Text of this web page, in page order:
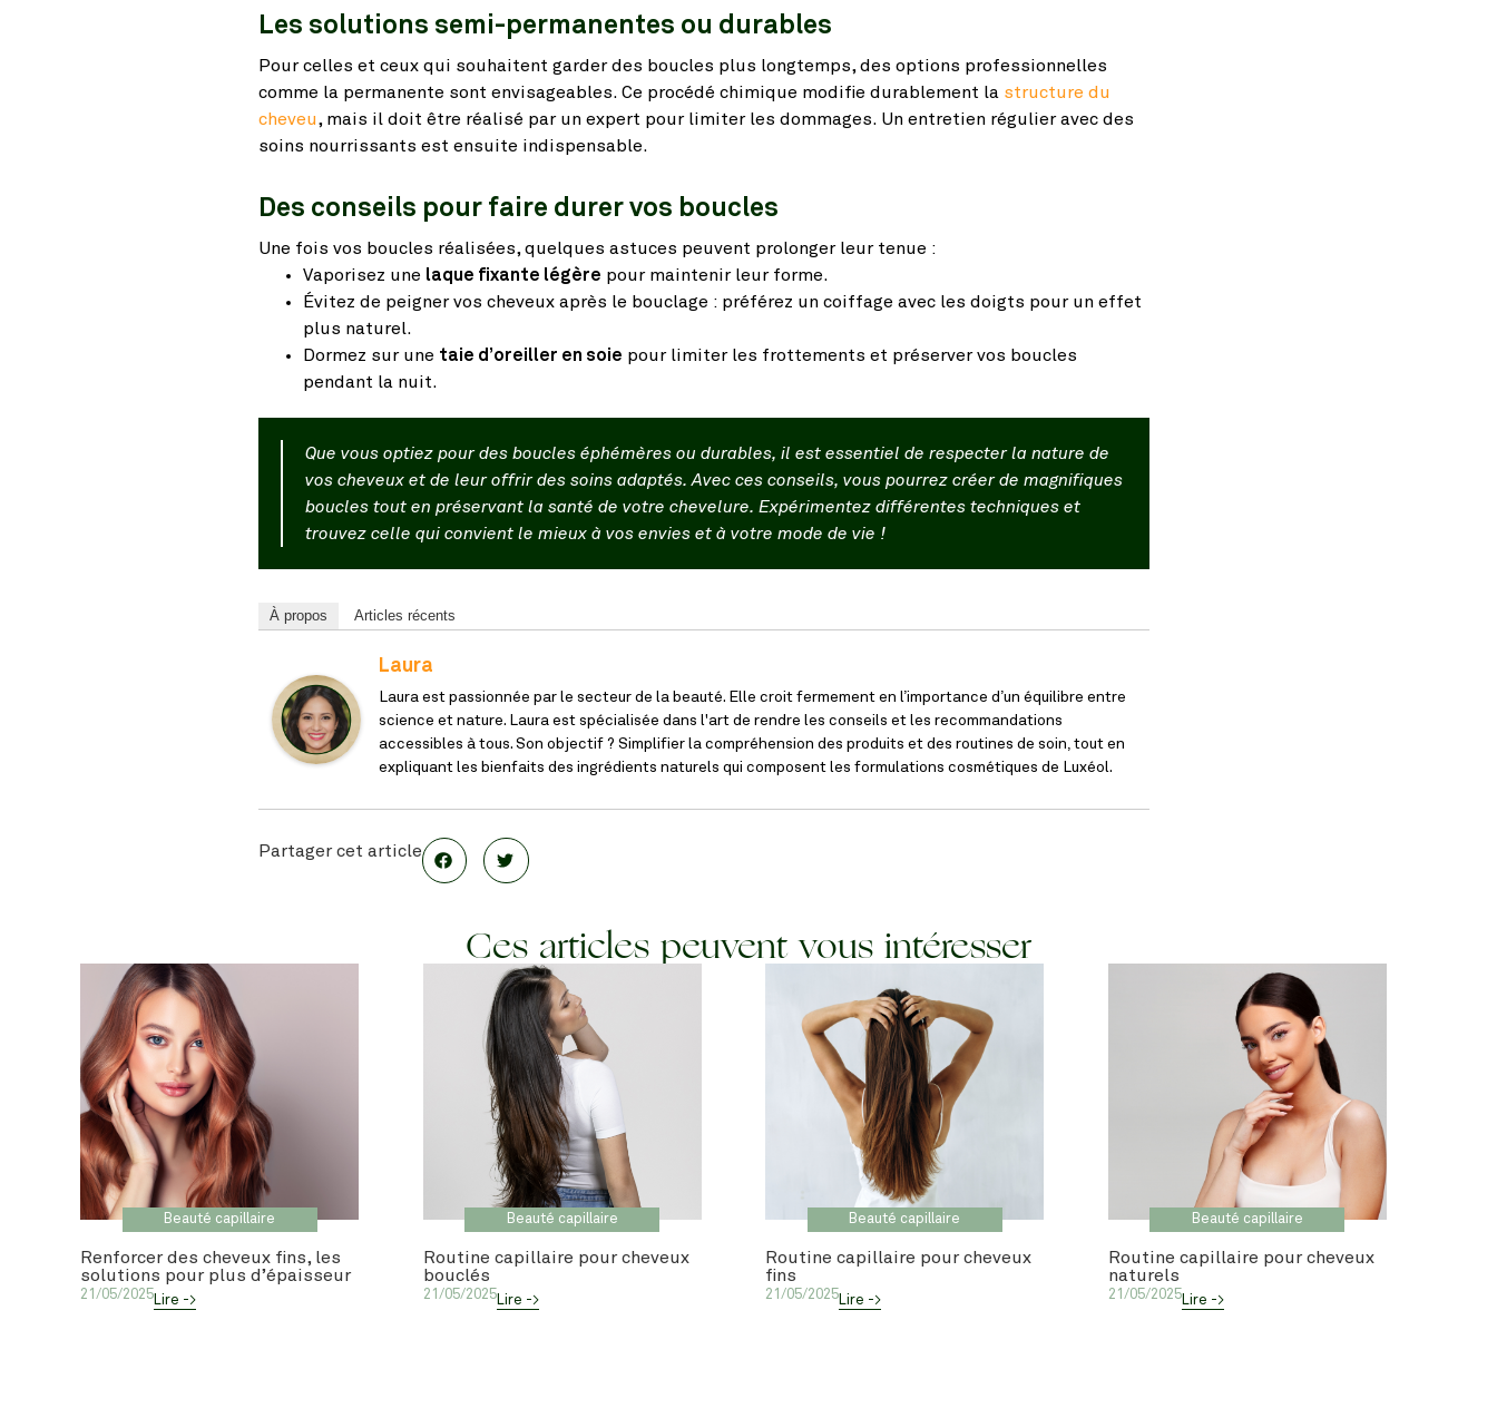
Les solutions semi-permanentes ou durables
Pour celles et ceux qui souhaitent garder des boucles plus longtemps, des options professionnelles
comme la permanente sont envisageables. Ce procédé chimique modifie durablement la structure du
cheveu, mais il doit être réalisé par un expert pour limiter les dommages. Un entretien régulier avec des
soins nourrissants est ensuite indispensable.
Des conseils pour faire durer vos boucles
Une fois vos boucles réalisées, quelques astuces peuvent prolonger leur tenue :
Vaporisez une laque fixante légère pour maintenir leur forme.
Évitez de peigner vos cheveux après le bouclage : préférez un coiffage avec les doigts pour un effet
plus naturel.
Dormez sur une taie d’oreiller en soie pour limiter les frottements et préserver vos boucles
pendant la nuit.
Que vous optiez pour des boucles éphémères ou durables, il est essentiel de respecter la nature de
vos cheveux et de leur offrir des soins adaptés. Avec ces conseils, vous pourrez créer de magnifiques
boucles tout en préservant la santé de votre chevelure. Expérimentez différentes techniques et
trouvez celle qui convient le mieux à vos envies et à votre mode de vie !
À propos Articles récents
Laura
Laura est passionnée par le secteur de la beauté. Elle croit fermement en l’importance d’un équilibre entre
science et nature. Laura est spécialisée dans l'art de rendre les conseils et les recommandations
accessibles à tous. Son objectif ? Simplifier la compréhension des produits et des routines de soin, tout en
expliquant les bienfaits des ingrédients naturels qui composent les formulations cosmétiques de Luxéol.
Partager cet article
Ces articles peuvent vous intéresser
Beauté capillaire
Renforcer des cheveux fins, les
solutions pour plus d’épaisseur
21/05/2025Lire ->
Beauté capillaire
Routine capillaire pour cheveux
bouclés
21/05/2025Lire ->
Beauté capillaire
Routine capillaire pour cheveux
fins
21/05/2025Lire ->
Beauté capillaire
Routine capillaire pour cheveux
naturels
21/05/2025Lire ->